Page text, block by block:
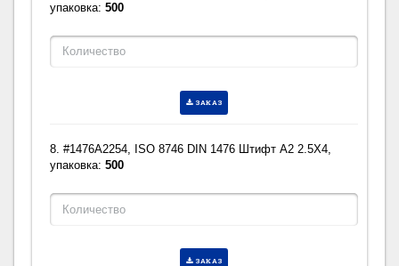
упаковка:500
ЗАКАЗ
8. #1476A2254, ISO 8746 DIN 1476 Штифт A2 2.5X4,
упаковка:500
ЗАКАЗ